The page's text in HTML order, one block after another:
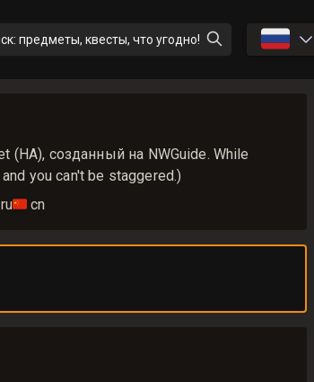
предметы, квесты, что угодно! 🇷🇺
(HA), созданный на NWGuide. While
you can't be staggered.)
ru🇨🇳 cn